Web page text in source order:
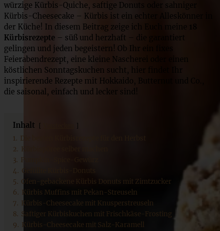
würzige Kürbis-Quiche, saftige Donuts oder sahniger
Kürbis-Cheesecake – Kürbis ist ein echter Alleskönner in
der Küche! In diesem Beitrag zeige ich Euch meine
Kürbisrezepte – süß und herzhaft – die garantiert
gelingen und jeden begeistern! Ob Ihr ein fixes
Feierabendrezept, eine kleine Nascherei oder einen
köstlichen Sonntagskuchen sucht, hier findet Ihr
inspirierende Rezepte mit Hokkaido, Butternut und Co.,
die saisonal, einfach und lecker sind!
Inhalt
1. Die besten Kürbisrezepte für den Herbst
2. Kürbispüree selber machen
3. Pumpkin-Spice-Gewürz
4. Gefüllte Kürbis-Donuts
5. Ofen-gebackene Kürbis Donuts mit Zimtzucker
6. Kürbis Muffins mit Pekan-Streuseln
7. Kürbis-Cheesecake mit Knusperstreuseln
8. Saftiger Kürbiskuchen mit Frischkäse-Frosting
9. Kürbis-Cheesecake mit Salz-Karamell